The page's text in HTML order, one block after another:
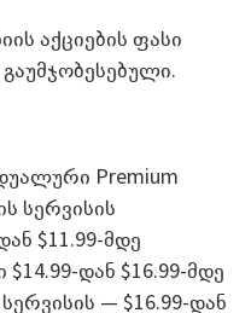
აქციების ფასი
Premium
სერვისის
$11.99-მდე
$14.99-დან $16.99-მდე
— $16.99-დან